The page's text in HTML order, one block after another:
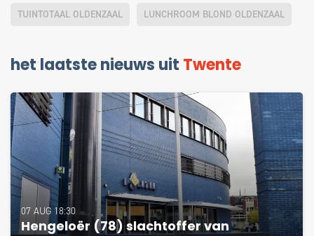
TUINTOTAAL OLDENZAAL LUNCHROOM BLOND OLDENZAAL
het laatste nieuws uit Twente
07 AUG 18:30
Hengeloër (78) slachtoffer van